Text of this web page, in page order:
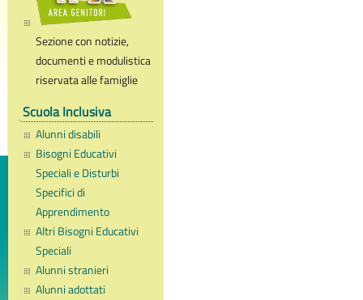
Sezione con notizie,
documenti e modulistica
riservata alle famiglie
Scuola Inclusiva
Alunni disabili
Bisogni Educativi
Speciali e Disturbi
Specifici di
Apprendimento
Altri Bisogni Educativi
Speciali
Alunni stranieri
Alunni adottati